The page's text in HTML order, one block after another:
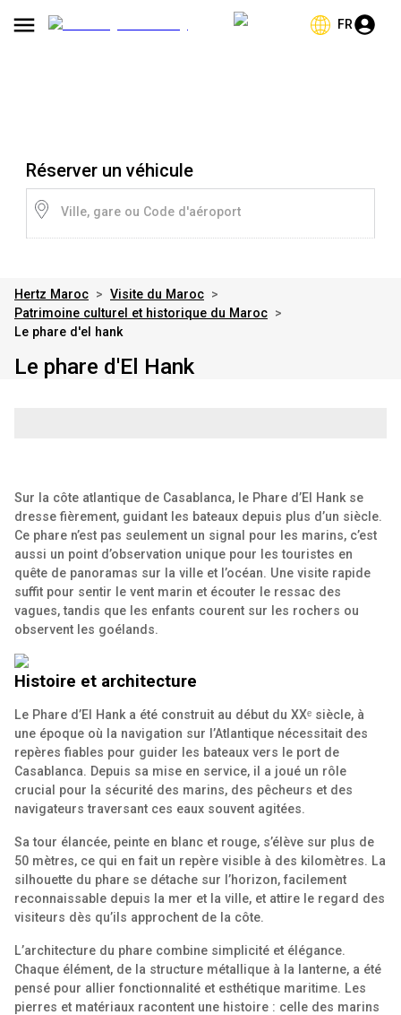
FR
Réserver un véhicule
Ville, gare ou Code d'aéroport
Hertz Maroc > Visite du Maroc >
Patrimoine culturel et historique du Maroc >
Le phare d'el hank
Le phare d'El Hank
Sur la côte atlantique de Casablanca, le Phare d’El Hank se
dresse fièrement, guidant les bateaux depuis plus d’un siècle.
Ce phare n’est pas seulement un signal pour les marins, c’est
aussi un point d’observation unique pour les touristes en
quête de panoramas sur la ville et l’océan. Une visite rapide
suffit pour sentir le vent marin et écouter le ressac des
vagues, tandis que les enfants courent sur les rochers ou
observent les goélands.
Histoire et architecture
Le Phare d’El Hank a été construit au début du XXᵉ siècle, à
une époque où la navigation sur l’Atlantique nécessitait des
repères fiables pour guider les bateaux vers le port de
Casablanca. Depuis sa mise en service, il a joué un rôle
crucial pour la sécurité des marins, des pêcheurs et des
navigateurs traversant ces eaux souvent agitées.
Sa tour élancée, peinte en blanc et rouge, s’élève sur plus de
50 mètres, ce qui en fait un repère visible à des kilomètres. La
silhouette du phare se détache sur l’horizon, facilement
reconnaissable depuis la mer et la ville, et attire le regard des
visiteurs dès qu’ils approchent de la côte.
L’architecture du phare combine simplicité et élégance.
Chaque élément, de la structure métallique à la lanterne, a été
pensé pour allier fonctionnalité et esthétique maritime. Les
pierres et matériaux racontent une histoire : celle des marins